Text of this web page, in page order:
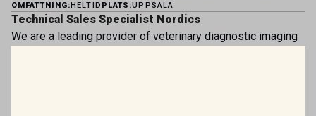
nu sin specialistverksamhet och söker legitimerade
veterinärer med specialistkompetens som vill vara med
och forma vårt nästa kapitel. Hos oss möter du ett
OMFATTNING: HELTID PLATS:UPPSALA
Technical Sales Specialist Nordics
We are a leading provider of veterinary diagnostic imaging